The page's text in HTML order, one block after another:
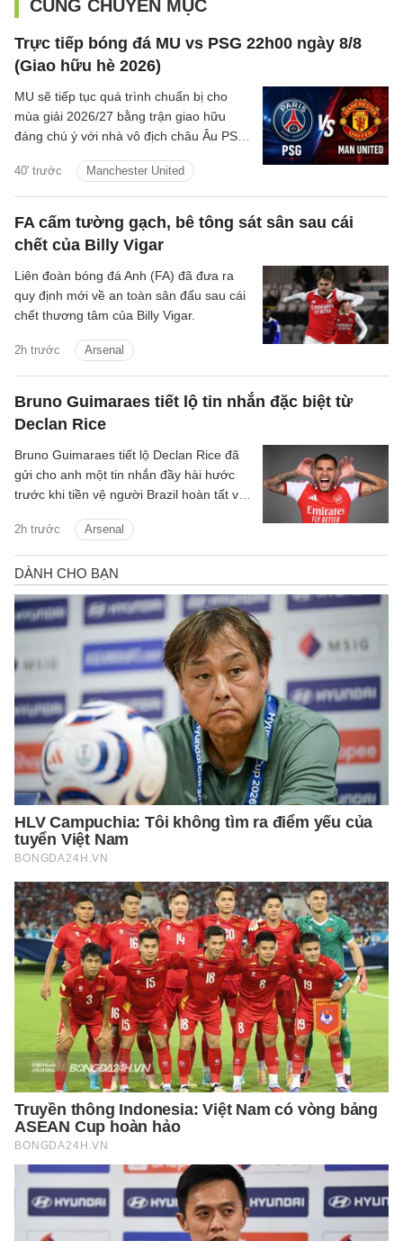
CÙNG CHUYÊN MỤC
Trực tiếp bóng đá MU vs PSG 22h00 ngày 8/8
(Giao hữu hè 2026)
40' trước Manchester United
MU sẽ tiếp tục quá trình chuẩn bị cho
mùa giải 2026/27 bằng trận giao hữu
đáng chú ý với nhà vô địch châu Âu PSG
FA cấm tường gạch, bê tông sát sân sau cái
chết của Billy Vigar
2h trước Arsenal
Liên đoàn bóng đá Anh (FA) đã đưa ra
quy định mới về an toàn sân đấu sau cái
chết thương tâm của Billy Vigar.
Bruno Guimaraes tiết lộ tin nhắn đặc biệt từ
Declan Rice
2h trước Arsenal
Bruno Guimaraes tiết lộ Declan Rice đã
gửi cho anh một tin nhắn đầy hài hước
trước khi tiền vệ người Brazil hoàn tất vụ
Arsenal.